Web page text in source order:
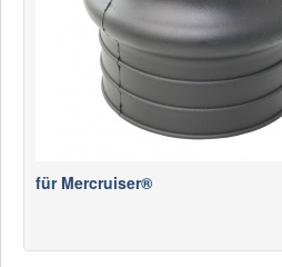
Produkte
Neuheiten
Katalogcenter
Kataloge bestellen
MyLindemann
für Mercruiser®